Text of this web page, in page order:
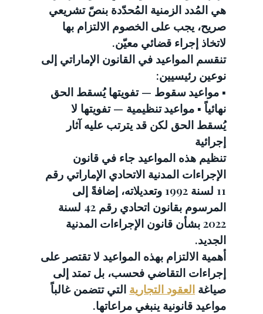
هي المُدد الزمنية المُحدّدة بنصّ تشريعي
صريح، يجب على الخصوم الالتزام بها
لاتخاذ إجراء قضائي معيّن.
تنقسم المواعيد في القانون الإماراتي إلى
نوعين رئيسيين:
▪️ مواعيد سقوط — تفويتها يُسقط الحق
نهائياً ▪️ مواعيد تنظيمية — تفويتها لا
يُسقط الحق لكن قد يترتب عليه آثار
إجرائية
تنظيم هذه المواعيد جاء في قانون
الإجراءات المدنية الاتحادي الإماراتي رقم
11 لسنة 1992 وتعديلاته، إضافةً إلى
المرسوم بقانون اتحادي رقم 42 لسنة
2022 بشأن قانون الإجراءات المدنية
الجديد.
أهمية الالتزام بهذه المواعيد لا تقتصر على
إجراءات التقاضي فحسب، بل تمتد إلى
صياغة العقود التجارية التي تتضمن غالباً
مواعيد قانونية ينبغي مراعاتها.